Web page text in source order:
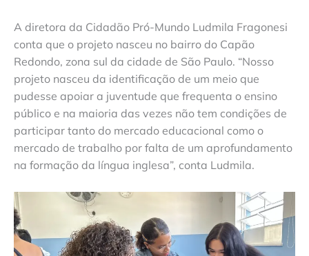
A diretora da Cidadão Pró-Mundo Ludmila Fragonesi
conta que o projeto nasceu no bairro do Capão
Redondo, zona sul da cidade de São Paulo. “Nosso
projeto nasceu da identificação de um meio que
pudesse apoiar a juventude que frequenta o ensino
público e na maioria das vezes não tem condições de
participar tanto do mercado educacional como o
mercado de trabalho por falta de um aprofundamento
na formação da língua inglesa”, conta Ludmila.